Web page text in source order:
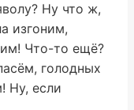
Ну что ж,
изгоним,
Что-то ещё?
голодных
Ну, если